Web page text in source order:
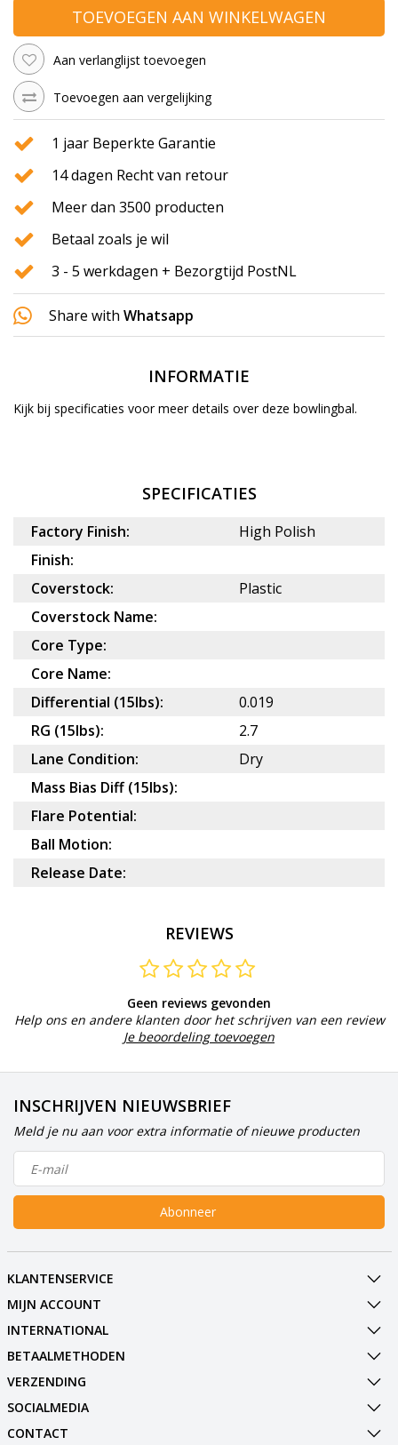
TOEVOEGEN AAN WINKELWAGEN
Aan verlanglijst toevoegen
Toevoegen aan vergelijking
1 jaar Beperkte Garantie
14 dagen Recht van retour
Meer dan 3500 producten
Betaal zoals je wil
3 - 5 werkdagen + Bezorgtijd PostNL
Share with Whatsapp
INFORMATIE
Kijk bij specificaties voor meer details over deze bowlingbal.
SPECIFICATIES
Factory Finish:
High Polish
Finish:
Coverstock:
Plastic
Coverstock Name:
Core Type:
Core Name:
Differential (15lbs):
0.019
RG (15lbs):
2.7
Lane Condition:
Dry
Mass Bias Diff (15lbs):
Flare Potential:
Ball Motion:
Release Date:
REVIEWS
Geen reviews gevonden
Help ons en andere klanten door het schrijven van een review
Je beoordeling toevoegen
INSCHRIJVEN NIEUWSBRIEF
Meld je nu aan voor extra informatie of nieuwe producten
Abonneer
KLANTENSERVICE
MIJN ACCOUNT
INTERNATIONAL
BETAALMETHODEN
VERZENDING
SOCIALMEDIA
CONTACT